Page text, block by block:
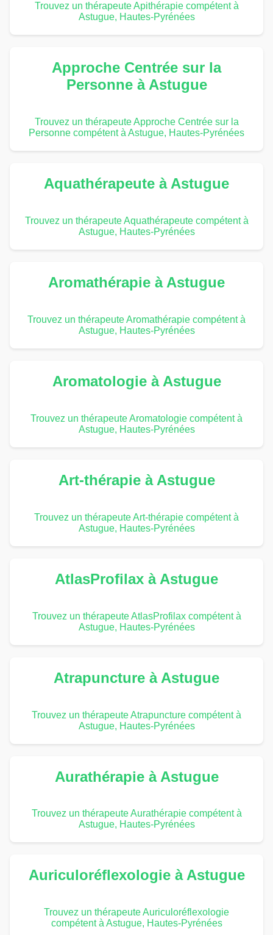
Trouvez un thérapeute Apithérapie compétent à
Astugue, Hautes-Pyrénées
Approche Centrée sur la
Personne à Astugue
Trouvez un thérapeute Approche Centrée sur la
Personne compétent à Astugue, Hautes-Pyrénées
Aquathérapeute à Astugue
Trouvez un thérapeute Aquathérapeute compétent à
Astugue, Hautes-Pyrénées
Aromathérapie à Astugue
Trouvez un thérapeute Aromathérapie compétent à
Astugue, Hautes-Pyrénées
Aromatologie à Astugue
Trouvez un thérapeute Aromatologie compétent à
Astugue, Hautes-Pyrénées
Art-thérapie à Astugue
Trouvez un thérapeute Art-thérapie compétent à
Astugue, Hautes-Pyrénées
AtlasProfilax à Astugue
Trouvez un thérapeute AtlasProfilax compétent à
Astugue, Hautes-Pyrénées
Atrapuncture à Astugue
Trouvez un thérapeute Atrapuncture compétent à
Astugue, Hautes-Pyrénées
Aurathérapie à Astugue
Trouvez un thérapeute Aurathérapie compétent à
Astugue, Hautes-Pyrénées
Auriculoréflexologie à Astugue
Trouvez un thérapeute Auriculoréflexologie
compétent à Astugue, Hautes-Pyrénées